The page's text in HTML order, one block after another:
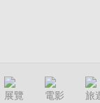
展覽 電影 旅